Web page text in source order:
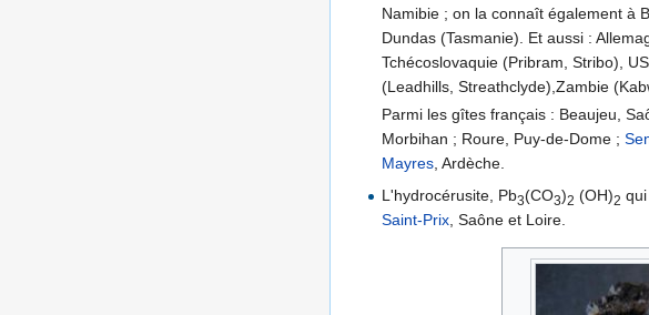
Namibie ; on la connaît également à
Dundas (Tasmanie). Et aussi :
Tchécoslovaquie (Pribram, Stribo),
(Leadhills, Streathclyde),Zambie
Parmi les gîtes français : Beaujeu,
Morbihan ; Roure, Puy-de-Dome ;
Mayres , Ardèche.
L'hydrocérusite, Pb3(CO3)2 (OH)2
Saint-Prix , Saône et Loire.